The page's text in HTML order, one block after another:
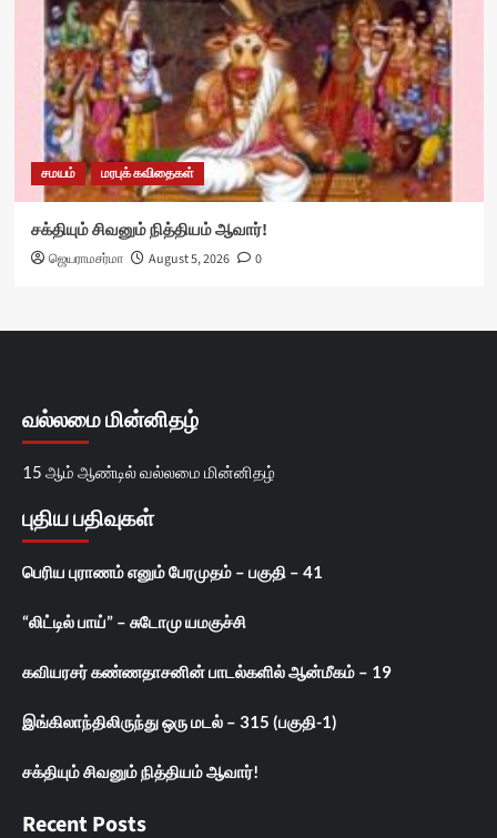
சமயம் மரபுக் கவிதைகள்
சக்தியும் சிவனும் நித்தியம் ஆவார்!
ஜெயராமசர்மா August 5, 2026 0
வல்லமை மின்னிதழ்
15 ஆம் ஆண்டில் வல்லமை மின்னிதழ்
புதிய பதிவுகள்
பெரிய புராணம் எனும் பேரமுதம் – பகுதி – 41
“லிட்டில் பாய்” – சுடோமு யமகுச்சி
கவியரசர் கண்ணதாசனின் பாடல்களில் ஆன்மீகம் – 19
இங்கிலாந்திலிருந்து ஒரு மடல் – 315 (பகுதி-1)
சக்தியும் சிவனும் நித்தியம் ஆவார்!
Recent Posts